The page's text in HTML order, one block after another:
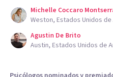
Michelle Coccaro
Weston, Estados Unidos de
Agustin De Brito
Austin, Estados Unidos de